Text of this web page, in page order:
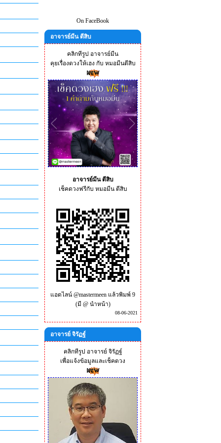
On FaceBook
อาจารย์มีน ตีสิบ
คลิกทีรูป อาจารย์มีน
คุยเรื่องดวงให้เฮง กับ หมอมีนตีสิบ
อาจารย์มีน ตีสิบ
เช็คดวงฟรีกับ หมอมีน ตีสิบ
แอดไลน์ @mastermeen แล้วพิมพ์ 9
(มี @ นำหน้า)
08-06-2021
อาจารย์ จิรัฏฐ์
คลิกทีรูป อาจารย์ จิรัฏฐ์
เพื่อแจ้งข้อมูลและเช็คดวง